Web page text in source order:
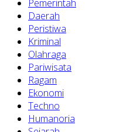
Pemerintah
Daerah
Peristiwa
Kriminal
Olahraga
Pariwisata
Ragam
Ekonomi
Techno
Humanoria